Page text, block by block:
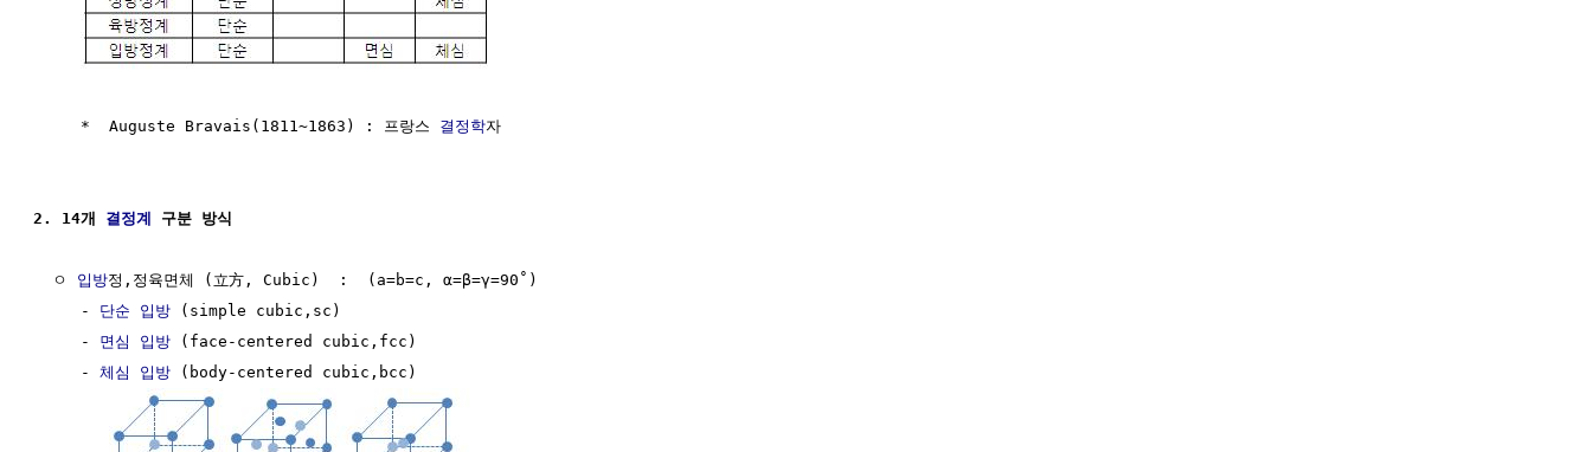
     *  Auguste Bravais(1811~1863) : 프랑스
결정학자
2. 14개 결정계 구분 방식
  ㅇ
입방정,정육면체 (立方, Cubic)  :  (a=b=c, α=β=γ=90˚)
     -
단순 입방 (simple cubic,sc)
     -
면심 입방 (face-centered cubic,fcc)
     -
체심 입방 (body-centered cubic,bcc)